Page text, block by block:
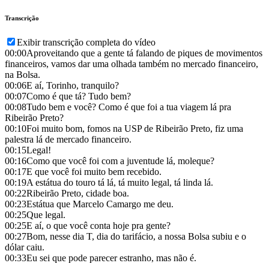
Transcrição
Exibir transcrição completa do vídeo
00:00Aproveitando que a gente tá falando de piques de movimentos
financeiros, vamos dar uma olhada também no mercado financeiro,
na Bolsa.
00:06E aí, Torinho, tranquilo?
00:07Como é que tá? Tudo bem?
00:08Tudo bem e você? Como é que foi a tua viagem lá pra
Ribeirão Preto?
00:10Foi muito bom, fomos na USP de Ribeirão Preto, fiz uma
palestra lá de mercado financeiro.
00:15Legal!
00:16Como que você foi com a juventude lá, moleque?
00:17E que você foi muito bem recebido.
00:19A estátua do touro tá lá, tá muito legal, tá linda lá.
00:22Ribeirão Preto, cidade boa.
00:23Estátua que Marcelo Camargo me deu.
00:25Que legal.
00:25E aí, o que você conta hoje pra gente?
00:27Bom, nesse dia T, dia do tarifácio, a nossa Bolsa subiu e o
dólar caiu.
00:33Eu sei que pode parecer estranho, mas não é.